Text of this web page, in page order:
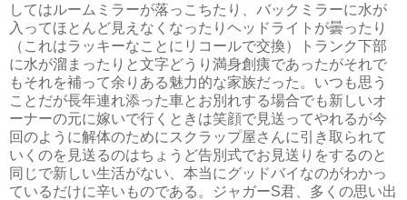
してはルームミラーが落っこちたり、バックミラーに水が
入ってほとんど見えなくなったりヘッドライトが曇ったり
（これはラッキーなことにリコールで交換）トランク下部
に水が溜まったりと文字どうり満身創痍であったがそれで
もそれを補って余りある魅力的な家族だった。いつも思う
ことだが長年連れ添った車とお別れする場合でも新しいオ
ーナーの元に嫁いで行くときは笑顔で見送ってやれるが今
回のように解体のためにスクラップ屋さんに引き取られて
いくのを見送るのはちょうど告別式でお見送りをするのと
同じで新しい生活がない、本当にグッドバイなのがわかっ
ているだけに辛いものである。ジャガーS君、多くの思い出